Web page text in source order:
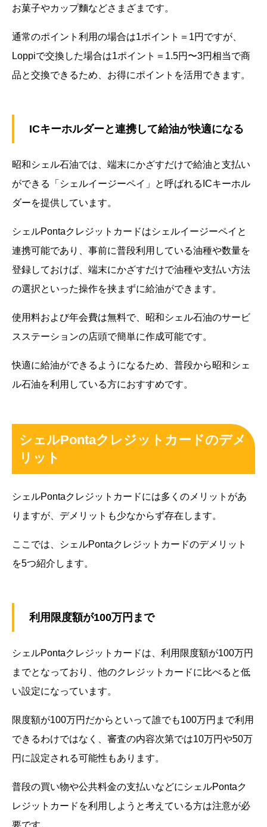
お菓子やカップ麵などさまざまです。
通常のポイント利用の場合は1ポイント＝1円ですが、
Loppiで交換した場合は1ポイント＝1.5円〜3円相当で商
品と交換できるため、お得にポイントを活用できます。
ICキーホルダーと連携して給油が快適になる
昭和シェル石油では、端末にかざすだけで給油と支払い
ができる「シェルイージーペイ」と呼ばれるICキーホル
ダーを提供しています。
シェルPontaクレジットカードはシェルイージーペイと
連携可能であり、事前に普段利用している油種や数量を
登録しておけば、端末にかざすだけで油種や支払い方法
の選択といった操作を挟まずに給油ができます。
使用料および年会費は無料で、昭和シェル石油のサービ
スステーションの店頭で簡単に作成可能です。
快適に給油ができるようになるため、普段から昭和シェ
ル石油を利用している方におすすめです。
シェルPontaクレジットカードのデメ
リット
シェルPontaクレジットカードには多くのメリットがあ
りますが、デメリットも少なからず存在します。
ここでは、シェルPontaクレジットカードのデメリット
を5つ紹介します。
利用限度額が100万円まで
シェルPontaクレジットカードは、利用限度額が100万円
までとなっており、他のクレジットカードに比べると低
い設定になっています。
限度額が100万円だからといって誰でも100万円まで利用
できるわけではなく、審査の内容次第では10万円や50万
円に設定される可能性もあります。
普段の買い物や公共料金の支払いなどにシェルPontaク
レジットカードを利用しようと考えている方は注意が必